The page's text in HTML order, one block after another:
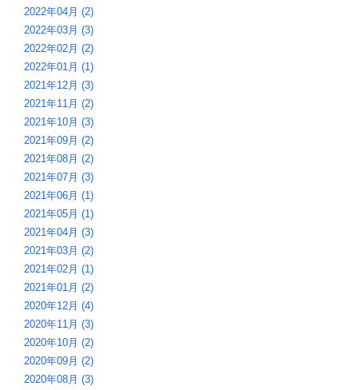
2022年04月 (2)
2022年03月 (3)
2022年02月 (2)
2022年01月 (1)
2021年12月 (3)
2021年11月 (2)
2021年10月 (3)
2021年09月 (2)
2021年08月 (2)
2021年07月 (3)
2021年06月 (1)
2021年05月 (1)
2021年04月 (3)
2021年03月 (2)
2021年02月 (1)
2021年01月 (2)
2020年12月 (4)
2020年11月 (3)
2020年10月 (2)
2020年09月 (2)
2020年08月 (3)